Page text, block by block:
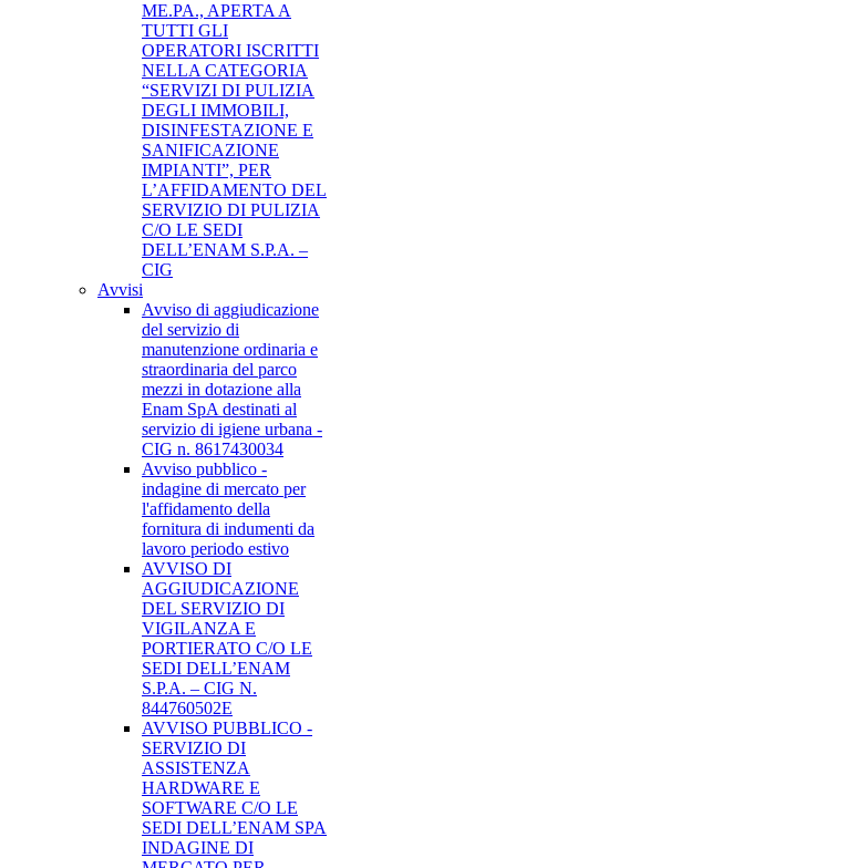
ME.PA., APERTA A
TUTTI GLI
OPERATORI ISCRITTI
NELLA CATEGORIA
“SERVIZI DI PULIZIA
DEGLI IMMOBILI,
DISINFESTAZIONE E
SANIFICAZIONE
IMPIANTI”, PER
L’AFFIDAMENTO DEL
SERVIZIO DI PULIZIA
C/O LE SEDI
DELL’ENAM S.P.A. –
CIG
Avvisi
Avviso di aggiudicazione
del servizio di
manutenzione ordinaria e
straordinaria del parco
mezzi in dotazione alla
Enam SpA destinati al
servizio di igiene urbana -
CIG n. 8617430034
Avviso pubblico -
indagine di mercato per
l'affidamento della
fornitura di indumenti da
lavoro periodo estivo
AVVISO DI
AGGIUDICAZIONE
DEL SERVIZIO DI
VIGILANZA E
PORTIERATO C/O LE
SEDI DELL’ENAM
S.P.A. – CIG N.
844760502E
AVVISO PUBBLICO -
SERVIZIO DI
ASSISTENZA
HARDWARE E
SOFTWARE C/O LE
SEDI DELL’ENAM SPA
INDAGINE DI